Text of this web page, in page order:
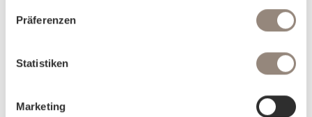
Präferenzen
Statistiken
Marketing